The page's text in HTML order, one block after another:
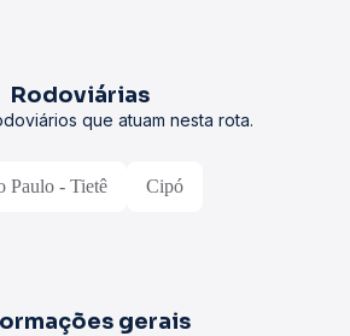
Rodoviárias
que atuam nesta rota.
Paulo - Tietê Cipó
gerais